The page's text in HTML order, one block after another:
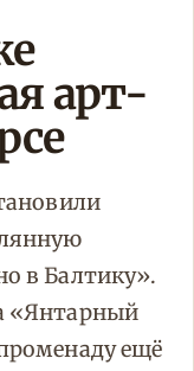
арт-
в Балтику».
«Янтарный
ещё